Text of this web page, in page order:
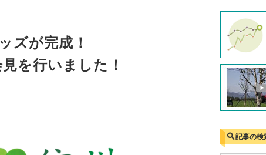
ズが完成！
を行いました！
記事の検